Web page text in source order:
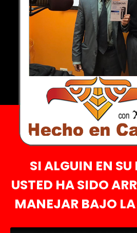
SI ALGUIN EN
USTED HA SIDO
MANEJAR BAJO